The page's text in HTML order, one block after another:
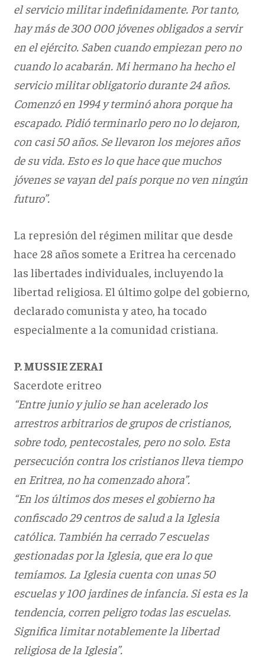
el servicio militar indefinidamente. Por tanto,
hay más de 300 000 jóvenes obligados a servir
en el ejército. Saben cuando empiezan pero no
cuando lo acabarán. Mi hermano ha hecho el
servicio militar obligatorio durante 24 años.
Comenzó en 1994 y terminó ahora porque ha
escapado. Pidió terminarlo pero no lo dejaron,
con casi 50 años. Se llevaron los mejores años
de su vida. Esto es lo que hace que muchos
jóvenes se vayan del país porque no ven ningún
futuro”.
La represión del régimen militar que desde
hace 28 años somete a Eritrea ha cercenado
las libertades individuales, incluyendo la
libertad religiosa. El último golpe del gobierno,
declarado comunista y ateo, ha tocado
especialmente a la comunidad cristiana.
P. MUSSIE ZERAI
Sacerdote eritreo
“Entre junio y julio se han acelerado los
arrestros arbitrarios de grupos de cristianos,
sobre todo, pentecostales, pero no solo. Esta
persecución contra los cristianos lleva tiempo
en Eritrea, no ha comenzado ahora”.
“En los últimos dos meses el gobierno ha
confiscado 29 centros de salud a la Iglesia
católica. También ha cerrado 7 escuelas
gestionadas por la Iglesia, que era lo que
temíamos. La Iglesia cuenta con unas 50
escuelas y 100 jardines de infancia. Si esta es la
tendencia, corren peligro todas las escuelas.
Significa limitar notablemente la libertad
religiosa de la Iglesia”.